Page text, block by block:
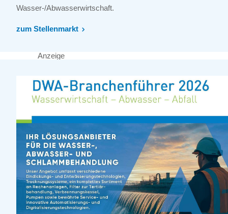
Wasser-/Abwasserwirtschaft.
zum Stellenmarkt
Anzeige